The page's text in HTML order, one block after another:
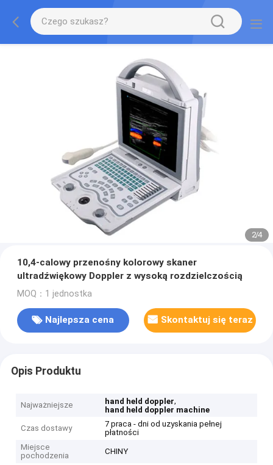
2/4
10,4-calowy przenośny kolorowy skaner
ultradźwiękowy Doppler z wysoką rozdzielczością
MOQ：1 jednostka
Najlepsza cena Skontaktuj się teraz
Opis Produktu
Najważniejsze hand held doppler,
hand held doppler machine
Czas dostawy
7 praca - dni od uzyskania pełnej
płatności
Miejsce
pochodzenia
CHINY